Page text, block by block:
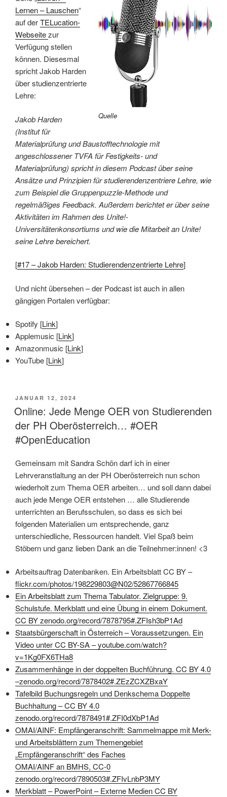
Quelle
Lernen – Lauschen“
auf derTELucation-
Webseitezur
Verfügung stellen
können. Diesesmal
spricht Jakob Harden
über studienzentrierte
Lehre:
Jakob Harden
(Institut für
Materialprüfung und Baustofftechnologie mit
angeschlossener TVFA für Festigkeits- und
Materialprüfung) spricht in diesem Podcast über seine
Ansätze und Prinzipien für studierendenzentriere Lehre, wie
zum Beispiel die Gruppenpuzzle-Methode und
regelmäßiges Feedback. Außerdem berichtet er über seine
Aktivitäten im Rahmen des Unite!-
Universitätenkonsortiums und wie die Mitarbeit an Unite!
seine Lehre bereichert.
[#17 – Jakob Harden: Studierendenzentrierte Lehre]
Und nicht übersehen – der Podcast ist auch in allen
gängigen Portalen verfügbar:
Spotify [Link]
Applemusic [Link]
Amazonmusic [Link]
YouTube [Link]
VERÖFFENTLICHT
AM
JANUAR 12, 2024
Online: Jede Menge OER von Studierenden
der PH Oberösterreich… #OER
#OpenEducation
Gemeinsam mit Sandra Schön darf ich in einer
Lehrveranstlaltung an der PH Oberösterreich nun schon
wiederholt zum Thema OER arbeiten… und soll dann dabei
auch jede Menge OER entstehen … alle Studierende
unterrichten an Berufsschulen, so dass es sich bei
folgenden Materialien um entsprechende, ganz
unterschiedliche, Ressourcen handelt. Viel Spaß beim
Stöbern und ganz lieben Dank an die Teilnehmer:innen! <3
Arbeitsauftrag Datenbanken. Ein Arbeitsblatt CC BY –
flickr.com/photos/198229803@N02/52867766845
Ein Arbeitsblatt zum Thema Tabulator. Zielgruppe: 9.
Schulstufe. Merkblatt und eine Übung in einem Dokument.
CC BYzenodo.org/record/7878795#.ZFIsh3bP1Ad
Staatsbürgerschaft in Österreich – Voraussetzungen. Ein
Video unter CC BY-SA –youtube.com/watch?
v=1Kg0FX6THa8
Zusammenhänge in der doppelten Buchführung. CC BY 4.0
–zenodo.org/record/7878402#.ZEzZCXZBxaY
Tafelbild Buchungsregeln und Denkschema Doppelte
Buchhaltung – CC BY 4.0
zenodo.org/record/7878491#.ZFI0dXbP1Ad
OMAI/AINF: Empfängeranschrift: Sammelmappe mit Merk-
und Arbeitsblättern zum Themengebiet
„Empfängeranschrift“ des Faches
OMAI/AINF an BMHS, CC-0
zenodo.org/record/7890503#.ZFIvLnbP3MY
Merkblatt – PowerPoint – Externe Medien CC BY